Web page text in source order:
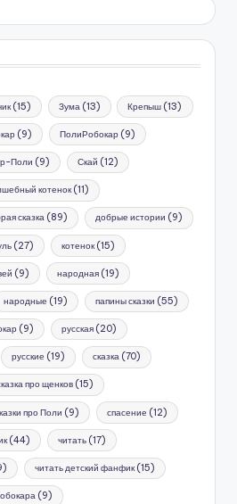
(15) Зума(13) Крепыш (13)
(9) ПолиРобокар (9)
Поли (9) Скай (12)
котенок(11)
сказка(89) добрые истории (9)
(27) котенок(15)
(9) народная(19)
народные (19) папины сказки (55)
(9) русская(20)
русские (19) сказка(70)
про щенков(15)
про Поли (9) спасение (12)
(44) читать(17)
читать детский фанфик(15)
(9)